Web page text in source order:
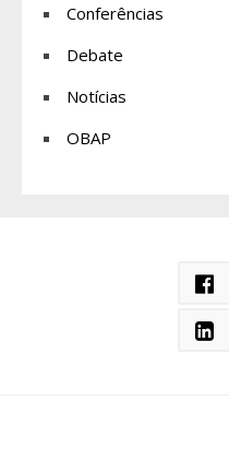
Conferências
Debate
Notícias
OBAP